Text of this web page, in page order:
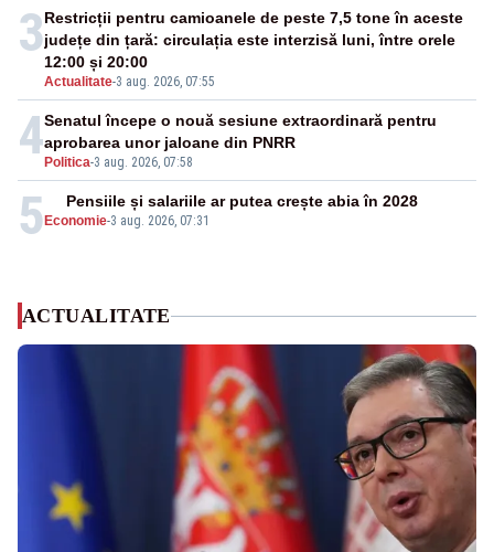
3
Actualitate-3 aug. 2026, 07:55
Restricții pentru camioanele de peste 7,5 tone în aceste
județe din țară: circulația este interzisă luni, între orele
12:00 și 20:00
4 Politica-3 aug. 2026, 07:58
Senatul începe o nouă sesiune extraordinară pentru
aprobarea unor jaloane din PNRR
5 Economie-3 aug. 2026, 07:31
Pensiile și salariile ar putea crește abia în 2028
ACTUALITATE